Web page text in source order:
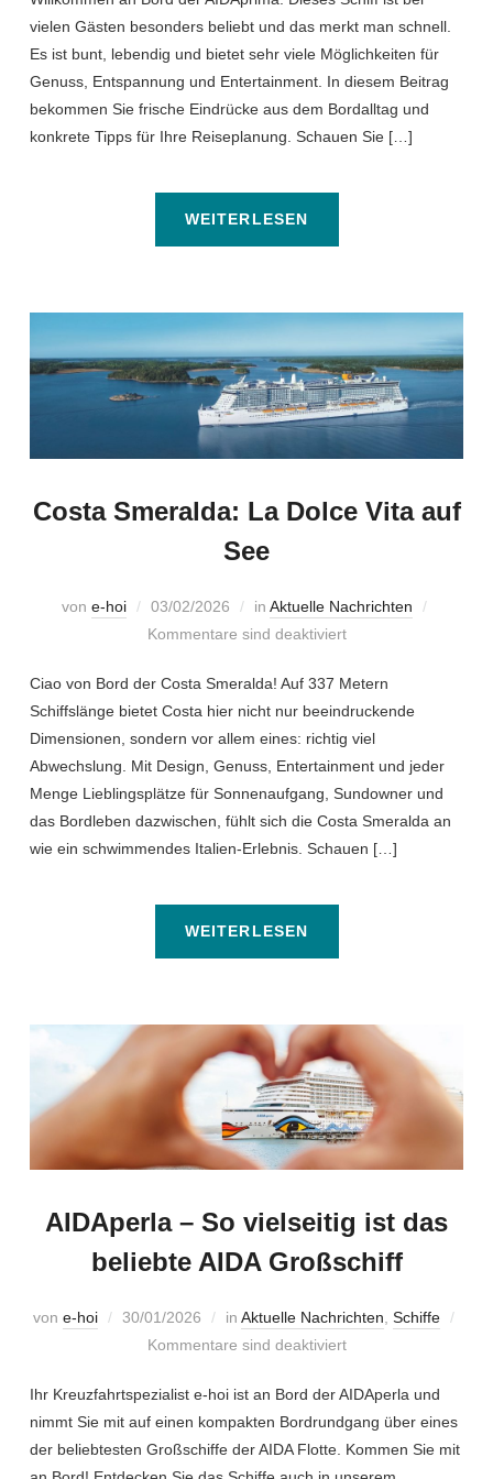
vielen Gästen besonders beliebt und das merkt man schnell.
Es ist bunt, lebendig und bietet sehr viele Möglichkeiten für
Genuss, Entspannung und Entertainment. In diesem Beitrag
bekommen Sie frische Eindrücke aus dem Bordalltag und
konkrete Tipps für Ihre Reiseplanung. Schauen Sie […]
WEITERLESEN
Costa Smeralda: La Dolce Vita auf
See
von e-hoi 03/02/2026 in Aktuelle Nachrichten
Kommentare sind deaktiviert
Ciao von Bord der Costa Smeralda! Auf 337 Metern
Schiffslänge bietet Costa hier nicht nur beeindruckende
Dimensionen, sondern vor allem eines: richtig viel
Abwechslung. Mit Design, Genuss, Entertainment und jeder
Menge Lieblingsplätze für Sonnenaufgang, Sundowner und
das Bordleben dazwischen, fühlt sich die Costa Smeralda an
wie ein schwimmendes Italien-Erlebnis. Schauen […]
WEITERLESEN
AIDAperla – So vielseitig ist das
beliebte AIDA Großschiff
von e-hoi 30/01/2026 in Aktuelle Nachrichten, Schiffe
Kommentare sind deaktiviert
Ihr Kreuzfahrtspezialist e-hoi ist an Bord der AIDAperla und
nimmt Sie mit auf einen kompakten Bordrundgang über eines
der beliebtesten Großschiffe der AIDA Flotte. Kommen Sie mit